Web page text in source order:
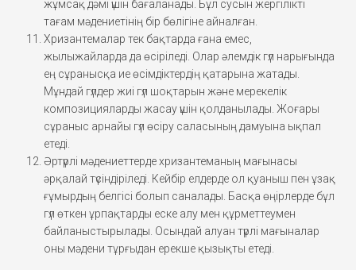
жұмсақ дәмі үшін бағаланады. Бұл сусын жергілікті
тағам мәдениетінің бір бөлігіне айналған.
Хризантемалар тек бақтарда ғана емес,
жылыжайларда да өсіріледі. Олар әлемдік гүл нарығында
ең сұранысқа ие өсімдіктердің қатарына жатады.
Мұндай гүлдер жиі гүл шоқтарын және мерекелік
композицияларды жасау үшін қолданылады. Жоғары
сұраныс арнайы гүл өсіру саласының дамуына ықпал
етеді.
Әртүрлі мәдениеттерде хризантеманың мағынасы
әрқалай түсіндіріледі. Кейбір елдерде ол қуаныш пен ұзақ
ғұмырдың белгісі болып саналады. Басқа өңірлерде бұл
гүл өткен ұрпақтарды еске алу мен құрметтеумен
байланыстырылады. Осындай алуан түрлі мағыналар
оны мәдени тұрғыдан ерекше қызықты етеді.